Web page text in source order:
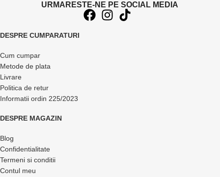
URMARESTE-NE PE SOCIAL MEDIA
DESPRE CUMPARATURI
Cum cumpar
Metode de plata
Livrare
Politica de retur
Informatii ordin 225/2023
DESPRE MAGAZIN
Blog
Confidentialitate
Termeni si conditii
Contul meu